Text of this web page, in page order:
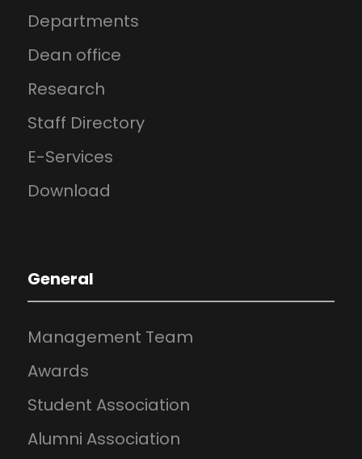
Departments
Dean office
Research
Staff Directory
E-Services
Download
General
Management Team
Awards
Student Association
Alumni Association